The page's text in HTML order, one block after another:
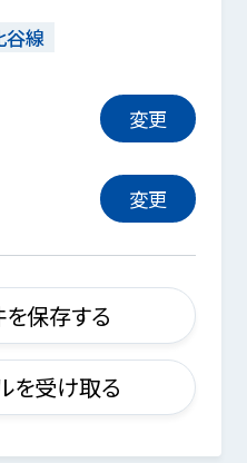
谷線
変更
変更
保存する
を受け取る